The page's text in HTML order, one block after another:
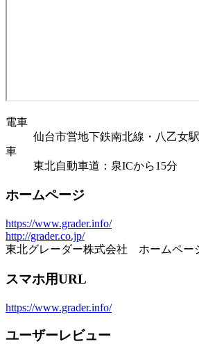
電車
仙台市営地下鉄南北線・八乙女
車
東北自動車道：泉ICから15分
ホームページ
https://www.grader.info/
http://grader.co.jp/
東北グレーダー株式会社 ホームペー
スマホ用URL
https://www.grader.info/
ユーザーレビュー